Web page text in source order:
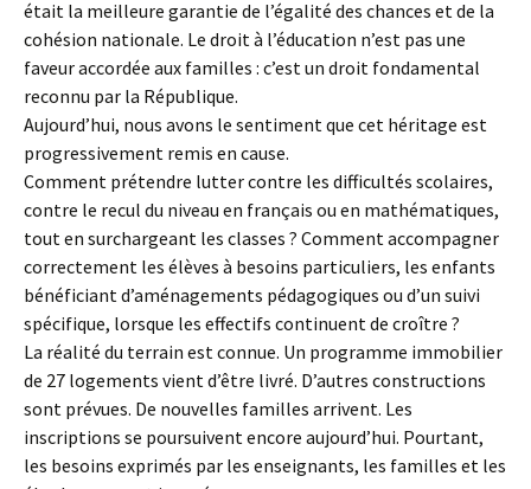
était la meilleure garantie de l’égalité des chances et de la
cohésion nationale. Le droit à l’éducation n’est pas une
faveur accordée aux familles : c’est un droit fondamental
reconnu par la République.
Aujourd’hui, nous avons le sentiment que cet héritage est
progressivement remis en cause.
Comment prétendre lutter contre les difficultés scolaires,
contre le recul du niveau en français ou en mathématiques,
tout en surchargeant les classes ? Comment accompagner
correctement les élèves à besoins particuliers, les enfants
bénéficiant d’aménagements pédagogiques ou d’un suivi
spécifique, lorsque les effectifs continuent de croître ?
La réalité du terrain est connue. Un programme immobilier
de 27 logements vient d’être livré. D’autres constructions
sont prévues. De nouvelles familles arrivent. Les
inscriptions se poursuivent encore aujourd’hui. Pourtant,
les besoins exprimés par les enseignants, les familles et les